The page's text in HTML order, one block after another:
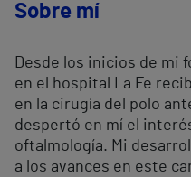
Sobre mí
Desde los inicios de mi
en el hospital La Fe
en la cirugía del polo
despertó en mí el
oftalmología. Mi
a los avances en este